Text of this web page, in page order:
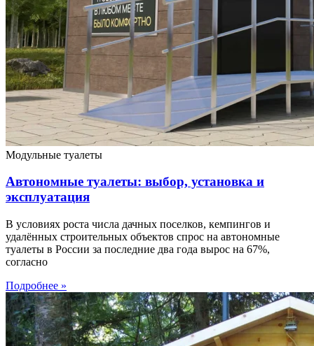
Модульные туалеты
Автономные туалеты: выбор, установка и
эксплуатация
В условиях роста числа дачных поселков, кемпингов и
удалённых строительных объектов спрос на автономные
туалеты в России за последние два года вырос на 67%,
согласно
Подробнее »